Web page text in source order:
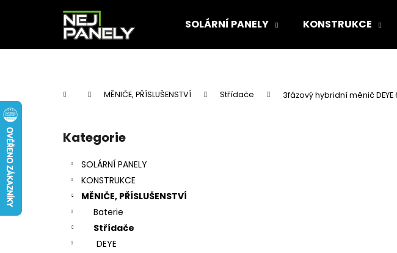
SOLÁRNÍ PANELY KONSTRUKCE
Domů MĚNIČE, PŘÍSLUŠENSTVÍ Střídače 3fázový hybridní měnič DEYE
Přeskočit
kategorie
Kategorie
SOLÁRNÍ PANELY
KONSTRUKCE
MĚNIČE, PŘÍSLUŠENSTVÍ
Baterie
Střídače
DEYE
í
Zpět
do
Zpět
do